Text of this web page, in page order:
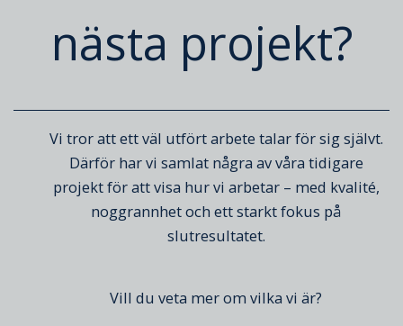
nästa projekt?
Vi tror att ett väl utfört arbete talar för sig självt.
Därför har vi samlat några av våra tidigare
projekt för att visa hur vi arbetar – med kvalité,
noggrannhet och ett starkt fokus på
slutresultatet.
Vill du veta mer om vilka vi är?